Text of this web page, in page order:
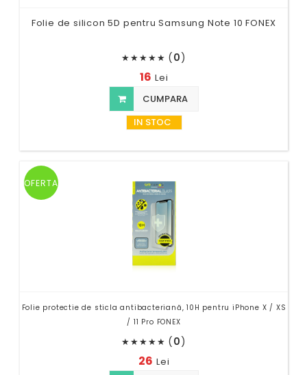
Folie de silicon 5D pentru Samsung Note 10 FONEX
★★★★★ (0)
16 Lei
CUMPARA
IN STOC
OFERTA
Folie protectie de sticla antibacteriană, 10H pentru iPhone X / XS
/ 11 Pro FONEX
★★★★★ (0)
26 Lei